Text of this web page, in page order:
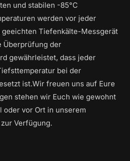
und stabilen -85°C
werden vor jeder
geeichten Tiefenkälte-Messgerät
Überprüfung der
gewährleistet, dass jeder
bei der
ist.Wir freuen uns auf Eure
stehen wir Euch wie gewohnt
vor Ort in unserem
Verfügung.